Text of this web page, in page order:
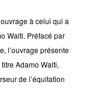
à celui qui a
Walti. Préfacé par
l’ouvrage présente
Adamo Walti,
de l’équitation